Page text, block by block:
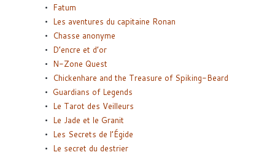
Fatum
Les aventures du capitaine Ronan
Chasse anonyme
D’encre et d’or
N-Zone Quest
Chickenhare and the Treasure of Spiking-Beard
Guardians of Legends
Le Tarot des Veilleurs
Le Jade et le Granit
Les Secrets de l’Égide
Le secret du destrier